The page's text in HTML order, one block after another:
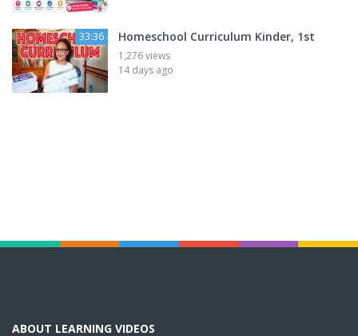
33:36 Homeschool Curriculum Kinder, 1st
1,276 views
14 days ago
ABOUT LEARNING VIDEOS